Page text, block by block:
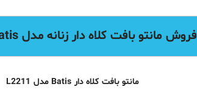
فروش مانتو بافت کلاه دار زنانه مدل Batis و Imaz
مانتو بافت کلاه دار Batis مدل L2211